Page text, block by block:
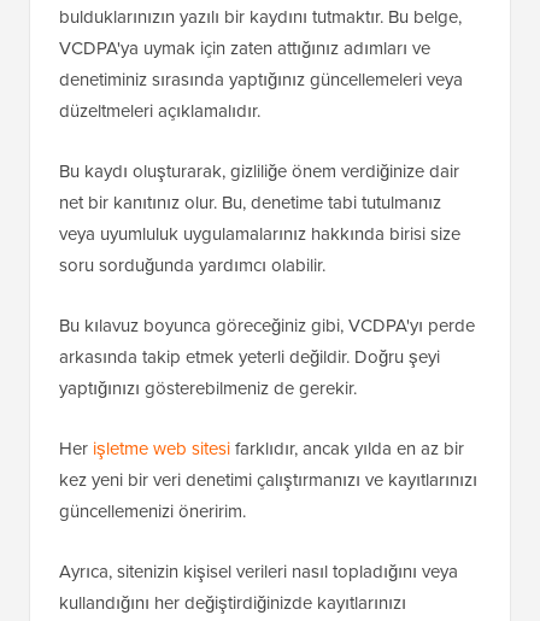
bulduklarınızın yazılı bir kaydını tutmaktır. Bu belge,
VCDPA'ya uymak için zaten attığınız adımları ve
denetiminiz sırasında yaptığınız güncellemeleri veya
düzeltmeleri açıklamalıdır.
Bu kaydı oluşturarak, gizliliğe önem verdiğinize dair
net bir kanıtınız olur. Bu, denetime tabi tutulmanız
veya uyumluluk uygulamalarınız hakkında birisi size
soru sorduğunda yardımcı olabilir.
Bu kılavuz boyunca göreceğiniz gibi, VCDPA'yı perde
arkasında takip etmek yeterli değildir. Doğru şeyi
yaptığınızı gösterebilmeniz de gerekir.
Her işletme web sitesifarklıdır, ancak yılda en az bir
kez yeni bir veri denetimi çalıştırmanızı ve kayıtlarınızı
güncellemenizi öneririm.
Ayrıca, sitenizin kişisel verileri nasıl topladığını veya
kullandığını her değiştirdiğinizde kayıtlarınızı